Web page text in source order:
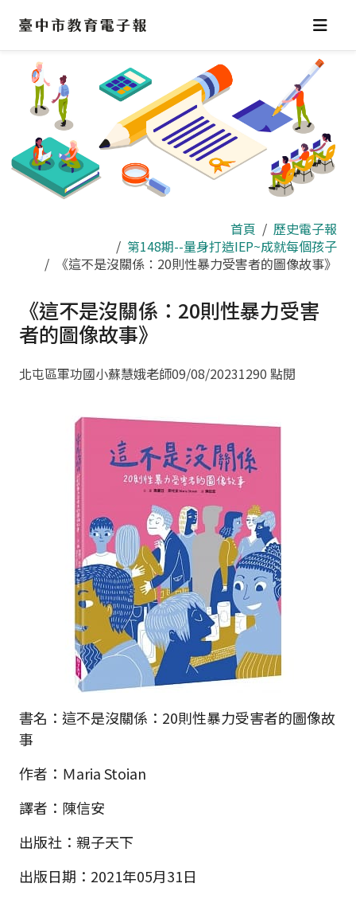
區
首頁
歷史電子報
第148期--量身打造IEP~成就每個孩子
《這不是沒關係：20則性暴力受害者的圖像故事》
《這不是沒關係：20則性暴力受害
者的圖像故事》
北屯區軍功國小蘇慧娥老師09/08/20231290 點閱
書名：這不是沒關係：20則性暴力受害者的圖像故
事
作者：Ｍaria Stoian
譯者：陳信安
出版社：親子天下
出版日期：2021年05月31日